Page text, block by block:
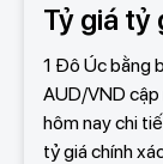
Tỷ giá tỷ
1 Đô Úc bằng
AUD/VND
hôm nay chi
tỷ giá chính